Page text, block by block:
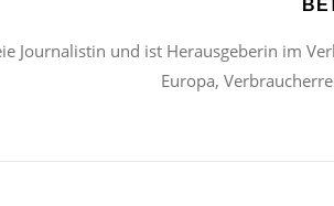
Journalistin und ist Herausgeberin im
Europa,